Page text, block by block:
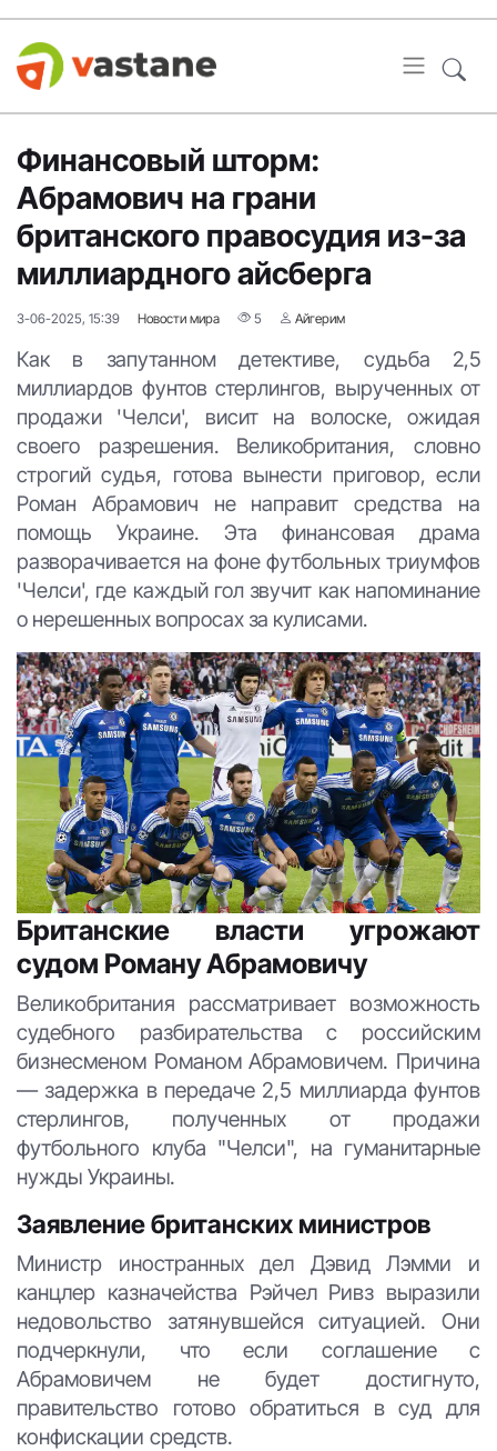
Финансовый шторм:
Абрамович на грани
британского правосудия из-за
миллиардного айсберга
3-06-2025, 15:39 Новости мира 5 Айгерим
Как в запутанном детективе, судьба 2,5
миллиардов фунтов стерлингов, вырученных от
продажи 'Челси', висит на волоске, ожидая
своего разрешения. Великобритания, словно
строгий судья, готова вынести приговор, если
Роман Абрамович не направит средства на
помощь Украине. Эта финансовая драма
разворачивается на фоне футбольных триумфов
'Челси', где каждый гол звучит как напоминание
о нерешенных вопросах за кулисами.
Британские власти угрожают
судом Роману Абрамовичу
Великобритания рассматривает возможность
судебного разбирательства с российским
бизнесменом Романом Абрамовичем. Причина
— задержка в передаче 2,5 миллиарда фунтов
стерлингов, полученных от продажи
футбольного клуба "Челси", на гуманитарные
нужды Украины.
Заявление британских министров
Министр иностранных дел Дэвид Лэмми и
канцлер казначейства Рэйчел Ривз выразили
недовольство затянувшейся ситуацией. Они
подчеркнули, что если соглашение с
Абрамовичем не будет достигнуто,
правительство готово обратиться в суд для
конфискации средств.